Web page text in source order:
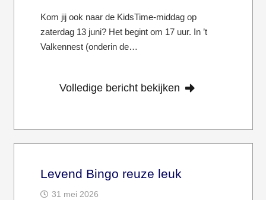
Kom jij ook naar de KidsTime-middag op
zaterdag 13 juni? Het begint om 17 uur. In ’t
Valkennest (onderin de…
Volledige bericht bekijken
Levend Bingo reuze leuk
31 mei 2026